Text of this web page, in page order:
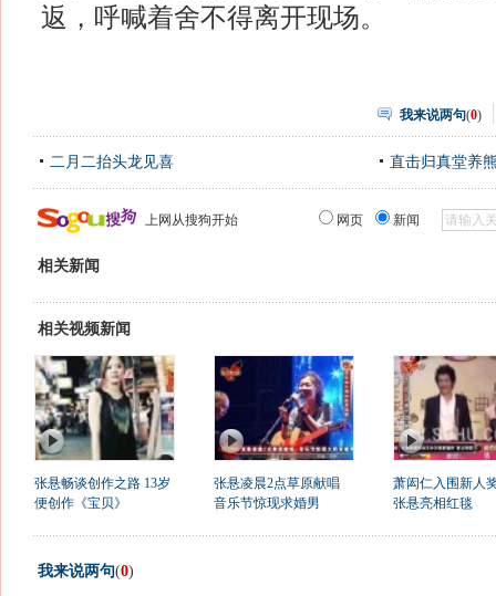
返，呼喊着舍不得离开现场。
我来说两句(0)
二月二抬头龙见喜 直击归真堂养
上网从搜狗开始 网页 新闻
相关新闻
相关视频新闻
张悬畅谈创作之路 13岁
便创作《宝贝》
张悬凌晨2点草原献唱
音乐节惊现求婚男
萧闳仁入围新人
张悬亮相红毯
我来说两句(0)